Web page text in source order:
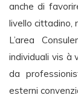
anche di
livello cittadino,
L’area
individuali vis à
da
esterni